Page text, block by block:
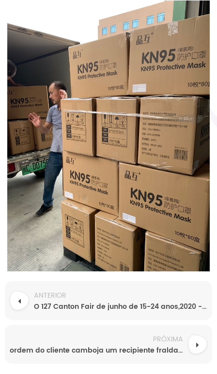
ANTERIOR
O 127 Canton Fair de junho de 15-24 anos,2020 - Tianjiao estande bem-vindos!
PRÓXIMA
ordem do cliente camboja um recipiente fralda de bebê